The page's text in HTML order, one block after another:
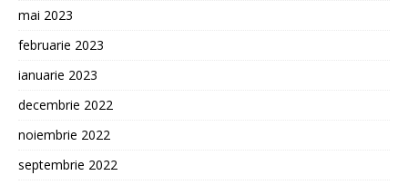
mai 2023
februarie 2023
ianuarie 2023
decembrie 2022
noiembrie 2022
septembrie 2022